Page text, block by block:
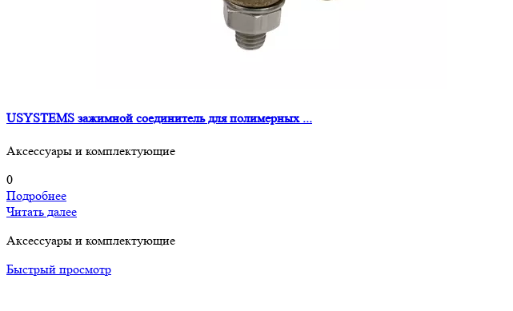
USYSTEMS зажимной соединитель для полимерных ...
Аксессуары и комплектующие
0
Подробнее
Читать далее
Аксессуары и комплектующие
Быстрый просмотр